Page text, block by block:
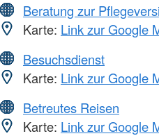
Beratung zur
Karte: Link zur Google
Besuchsdienst
Karte: Link zur Google
Betreutes Reisen
Karte: Link zur Google